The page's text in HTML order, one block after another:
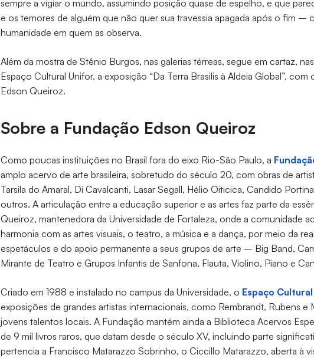
sempre a vigiar o mundo, assumindo posição quase de espelho, e que
e os temores de alguém que não quer sua travessia apagada após o fim –
humanidade em quem as observa.
Além da mostra de Stênio Burgos, nas galerias térreas, segue em cartaz,
Espaço Cultural Unifor, a exposição “Da Terra Brasilis à Aldeia Global”,
Edson Queiroz.
Sobre a Fundação Edson Queiroz
Como poucas instituições no Brasil fora do eixo Rio-São Paulo, a
amplo acervo de arte brasileira, sobretudo do século 20, com obras de
Tarsila do Amaral, Di Cavalcanti, Lasar Segall, Hélio Oiticica, Candido
outros. A articulação entre a educação superior e as artes faz parte da
Queiroz, mantenedora da Universidade de Fortaleza, onde a comunidade
harmonia com as artes visuais, o teatro, a música e a dança, por meio da
espetáculos e do apoio permanente a seus grupos de arte – Big Band,
Mirante de Teatro e Grupos Infantis de Sanfona, Flauta, Violino, Piano e
Criado em 1988 e instalado no campus da Universidade, o Espaço
exposições de grandes artistas internacionais, como Rembrandt, Rubens e
jovens talentos locais. A Fundação mantém ainda a Biblioteca Acervos
de 9 mil livros raros, que datam desde o século XV, incluindo parte
pertencia a Francisco Matarazzo Sobrinho, o Ciccillo Matarazzo, aberta à